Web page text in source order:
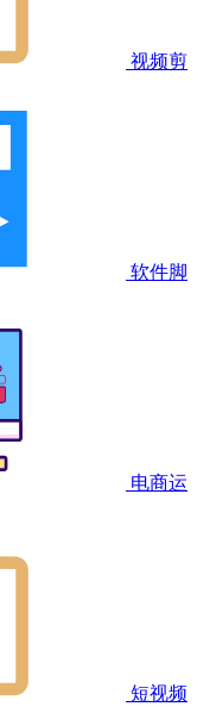
视频剪
软件脚
电商运
短视频